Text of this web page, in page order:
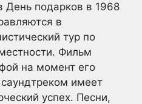
подарков в 1968
в
тур по
Фильм
на момент его
имеет
успех. Песни,